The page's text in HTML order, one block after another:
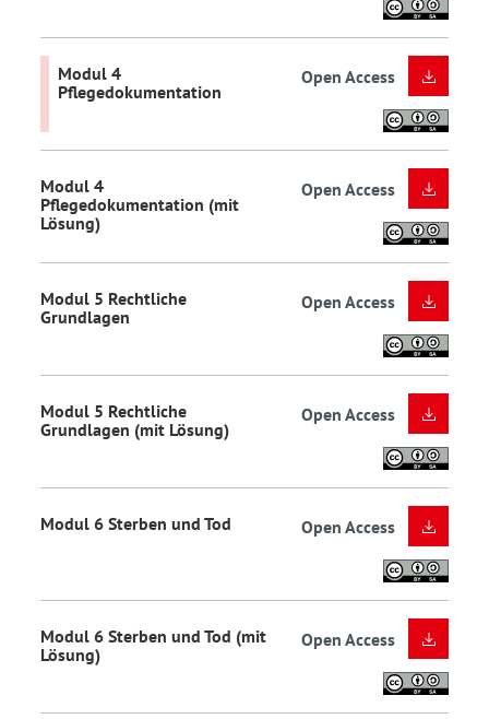
Modul 4
Pflegedokumentation
Open Access
Modul 4
Pflegedokumentation (mit
Lösung)
Open Access
Modul 5 Rechtliche
Grundlagen
Open Access
Modul 5 Rechtliche
Grundlagen (mit Lösung)
Open Access
Modul 6 Sterben und Tod Open Access
Modul 6 Sterben und Tod (mit
Lösung)
Open Access